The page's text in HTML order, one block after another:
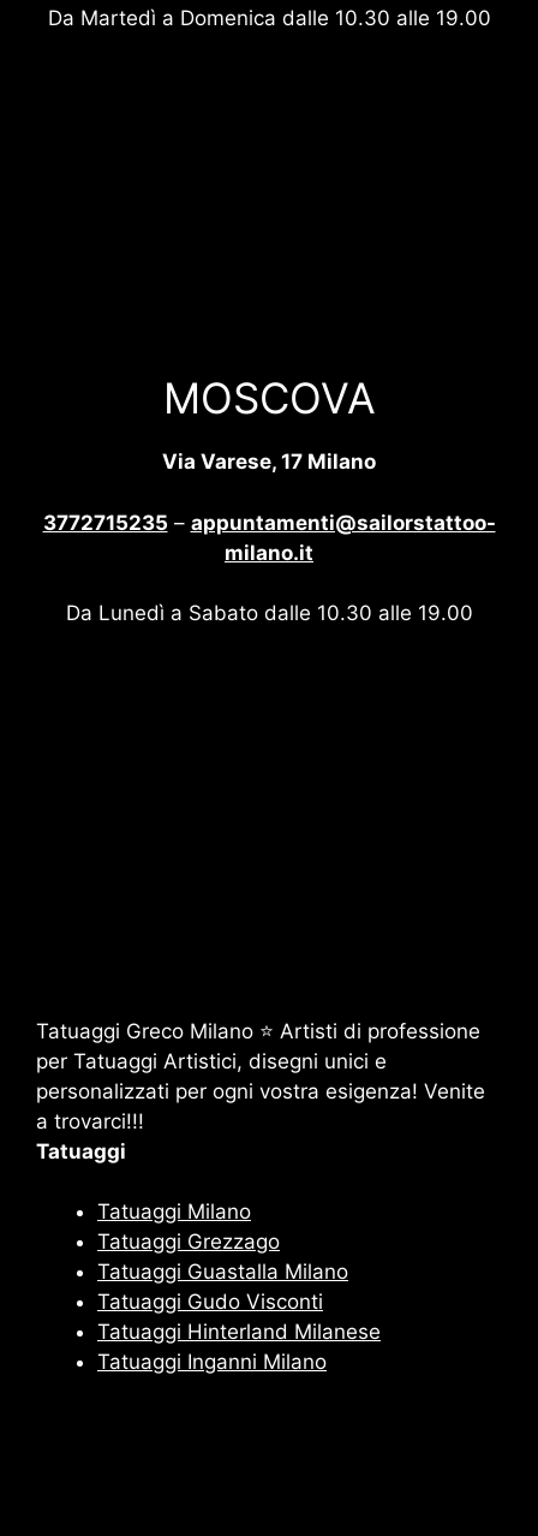
Da Martedì a Domenica dalle 10.30 alle 19.00
MOSCOVA
Via Varese, 17 Milano
3772715235 – appuntamenti@sailorstattoo-
milano.it
Da Lunedì a Sabato dalle 10.30 alle 19.00
Tatuaggi Greco Milano ⭐ Artisti di professione
per Tatuaggi Artistici, disegni unici e
personalizzati per ogni vostra esigenza! Venite
a trovarci!!!
Tatuaggi
Tatuaggi Milano
Tatuaggi Grezzago
Tatuaggi Guastalla Milano
Tatuaggi Gudo Visconti
Tatuaggi Hinterland Milanese
Tatuaggi Inganni Milano